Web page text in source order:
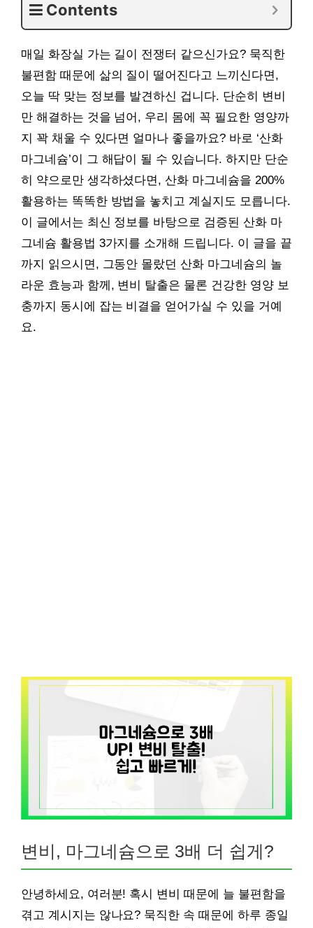
Contents
매일 화장실 가는 길이 전쟁터 같으신가요? 묵직한
불편함 때문에 삶의 질이 떨어진다고 느끼신다면,
오늘 딱 맞는 정보를 발견하신 겁니다. 단순히 변비
만 해결하는 것을 넘어, 우리 몸에 꼭 필요한 영양까
지 꽉 채울 수 있다면 얼마나 좋을까요? 바로 ‘산화
마그네슘’이 그 해답이 될 수 있습니다. 하지만 단순
히 약으로만 생각하셨다면, 산화 마그네슘을 200%
활용하는 똑똑한 방법을 놓치고 계실지도 모릅니다.
이 글에서는 최신 정보를 바탕으로 검증된 산화 마
그네슘 활용법 3가지를 소개해 드립니다. 이 글을 끝
까지 읽으시면, 그동안 몰랐던 산화 마그네슘의 놀
라운 효능과 함께, 변비 탈출은 물론 건강한 영양 보
충까지 동시에 잡는 비결을 얻어가실 수 있을 거예
요.
변비, 마그네슘으로 3배 더 쉽게?
안녕하세요, 여러분! 혹시 변비 때문에 늘 불편함을
겪고 계시지는 않나요? 묵직한 속 때문에 하루 종일